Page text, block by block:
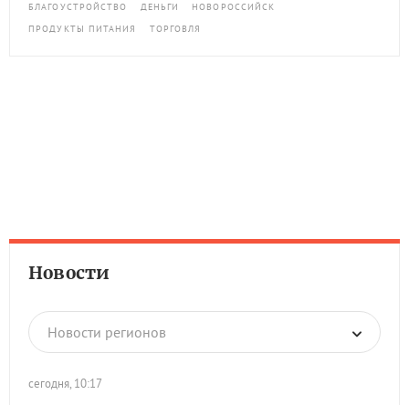
БЛАГОУСТРОЙСТВО ДЕНЬГИ
НОВОРОССИЙСК
ПРОДУКТЫ ПИТАНИЯ
ТОРГОВЛЯ
Новости
Новости регионов
сегодня, 10:17